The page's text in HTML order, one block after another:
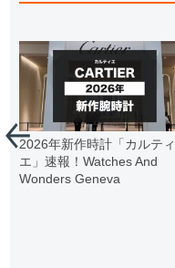
2026年新作時計「カルティ
エ」速報！Watches And
Wonders Geneva